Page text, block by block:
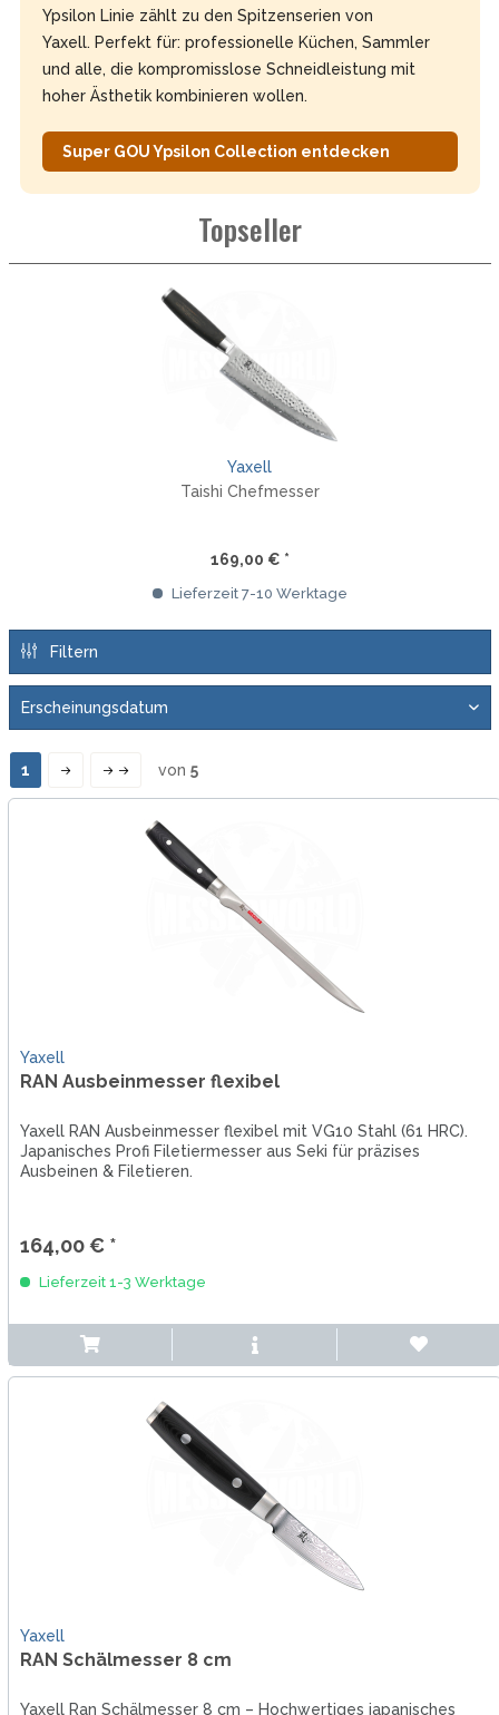
Ypsilon Linie zählt zu den Spitzenserien von
Yaxell. Perfekt für: professionelle Küchen, Sammler
und alle, die kompromisslose Schneidleistung mit
hoher Ästhetik kombinieren wollen.
Super GOU Ypsilon Collection entdecken
Topseller
Yaxell
Taishi Chefmesser
169,00 € *
Lieferzeit 7-10 Werktage
Filtern
1 von 5
Yaxell
RAN Ausbeinmesser flexibel
Yaxell RAN Ausbeinmesser flexibel mit VG10 Stahl (61 HRC).
Japanisches Profi Filetiermesser aus Seki für präzises
Ausbeinen & Filetieren.
164,00 € *
Lieferzeit 1-3 Werktage
Yaxell
RAN Schälmesser 8 cm
Yaxell Ran Schälmesser 8 cm – Hochwertiges japanisches